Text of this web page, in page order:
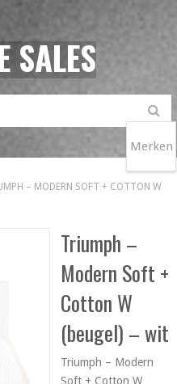
SALES
– MODERN SOFT + COTTON W
Triumph –
Modern Soft +
Cotton W
(beugel) – wit
Triumph – Modern
Soft + Cotton W
Merken